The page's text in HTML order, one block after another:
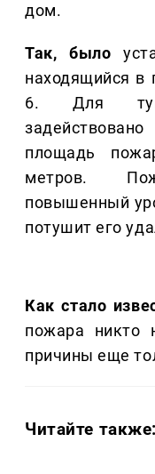
дом.
Так, было
находящийся в
6. Для
площадь
метров.
повышенный
потушит его
Как стало
пожара никто
причины еще
Читайте также: